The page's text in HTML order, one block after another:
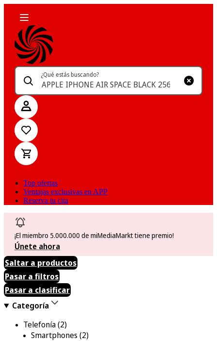
¿Qué estás buscando?
Top ofertas
Ventajas exclusivas en APP
Reserva tu cita
¡El miembro 5.000.000 de miMediaMarkt tiene premio!
Únete ahora
Saltar a productos
Pasar a filtros
Pasar a clasificar
Categoría
Telefonía(2)
Smartphones (2)